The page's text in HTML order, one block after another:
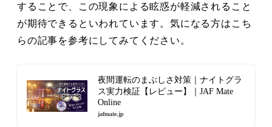
することで、この現象による眩惑が軽減されること
が期待できるといわれています。気になる方はこち
らの記事を参考にしてみてください。
夜間運転のまぶしさ対策｜ナイトグラ
ス実力検証【レビュー】｜JAF Mate
Online
jafmate.jp